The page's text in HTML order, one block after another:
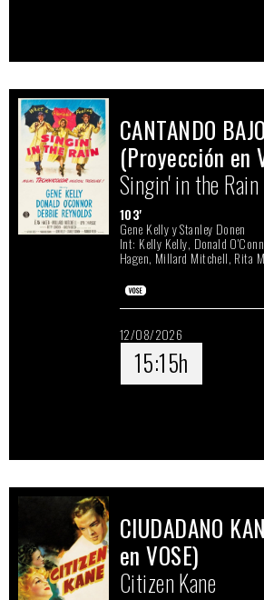
CANTANDO
(Proyección en
Singin' in the Rain
103'
Gene Kelly y Stanley Donen
Int: Kelly Kelly, Donald
Hagen, Millard Mitchell, Rita
12/08/2026
15:15h
CIUDADANO
en VOSE)
Citizen Kane